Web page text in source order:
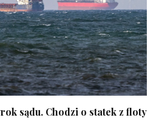
sądu. Chodzi o statek z floty